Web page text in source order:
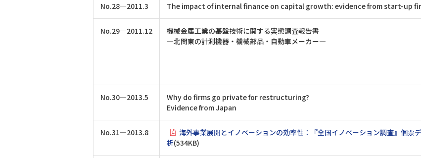
No.28―2011.3 The impact of internal finance on capital growth: evidence from start-up
No.29―2011.12
機械金属工業の基盤技術に関する実態調査報告書
―北関東の計測機器・機械部品・自動車メーカー―
No.30―2013.5
Why do firms go private for restructuring?
Evidence from Japan
No.31―2013.8
海外事業展開とイノベーションの効率性：『全国イノベーション調査』個票
析(534KB)